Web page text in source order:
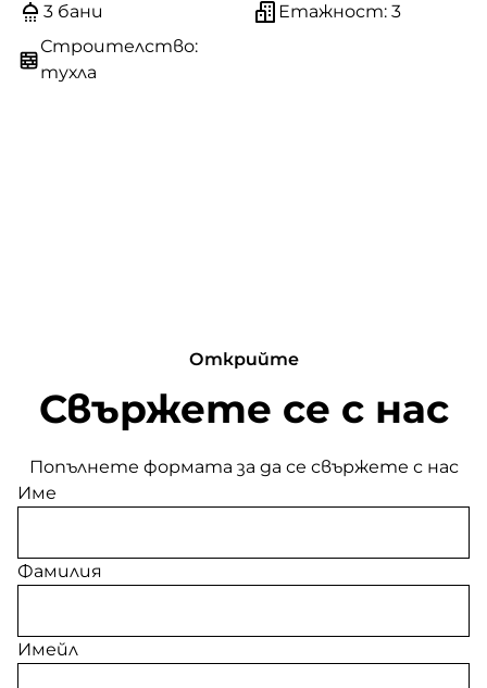
3 бани
Етажност: 3
Строителство:
тухла
Открийте
Свържете се с нас
Попълнете формата за да се свържете с нас
Име
Фамилия
Имейл